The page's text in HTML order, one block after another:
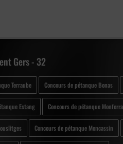
Gers - 32
Terraube Concours de pétanque Bonas
Estang Concours de pétanque
Concours de pétanque Moncassin